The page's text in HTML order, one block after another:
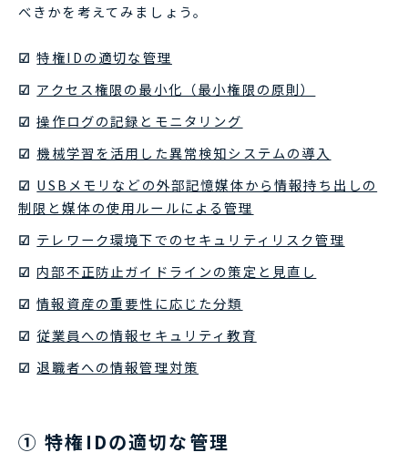
べきかを考えてみましょう。
☑ 特権IDの適切な管理
☑ アクセス権限の最小化（最小権限の原則）
☑ 操作ログの記録とモニタリング
☑ 機械学習を活用した異常検知システムの導入
☑ USBメモリなどの外部記憶媒体から情報持ち出しの
制限と媒体の使用ルールによる管理
☑ テレワーク環境下でのセキュリティリスク管理
☑ 内部不正防止ガイドラインの策定と見直し
☑情報資産の重要性に応じた分類
☑ 従業員への情報セキュリティ教育
☑ 退職者への情報管理対策
① 特権IDの適切な管理